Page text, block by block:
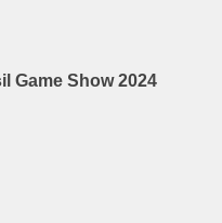
Game Show 2024